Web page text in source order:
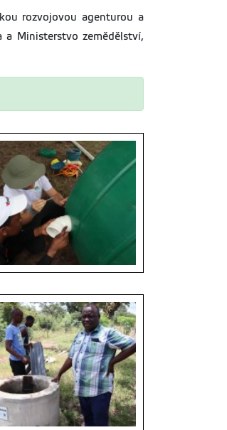
rozvojovou agenturou a
a Ministerstvo zemědělství,